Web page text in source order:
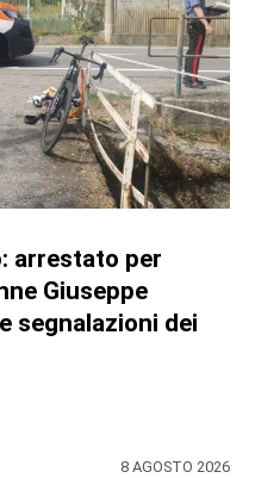
arrestato per
Giuseppe
segnalazioni dei
8 AGOSTO 2026